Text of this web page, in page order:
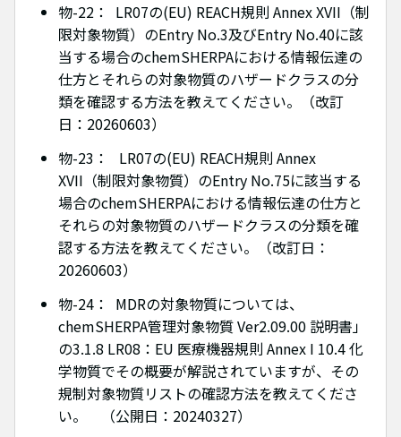
物-22： LR07の(EU) REACH規則 Annex XVII（制
限対象物質）のEntry No.3及びEntry No.40に該
当する場合のchemSHERPAにおける情報伝達の
仕方とそれらの対象物質のハザードクラスの分
類を確認する方法を教えてください。（改訂
日：20260603）
物-23： LR07の(EU) REACH規則 Annex
XVII（制限対象物質）のEntry No.75に該当する
場合のchemSHERPAにおける情報伝達の仕方と
それらの対象物質のハザードクラスの分類を確
認する方法を教えてください。（改訂日：
20260603）
物-24： MDRの対象物質については、
chemSHERPA管理対象物質 Ver2.09.00 説明書」
の3.1.8 LR08：EU 医療機器規則 Annex I 10.4 化
学物質でその概要が解説されていますが、その
規制対象物質リストの確認方法を教えてくださ
い。 （公開日：20240327）